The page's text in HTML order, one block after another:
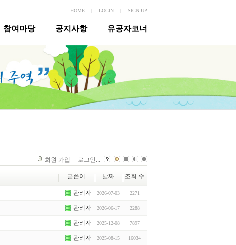
HOME | LOGIN | SIGN UP
참여마당 공지사항 유공자코너
회원 가입 로그인...
글쓴이 날짜 조회 수
관리자 2026-07-03 2271
관리자 2026-06-17 2288
관리자 2025-12-08 7897
관리자 2025-08-15 16034